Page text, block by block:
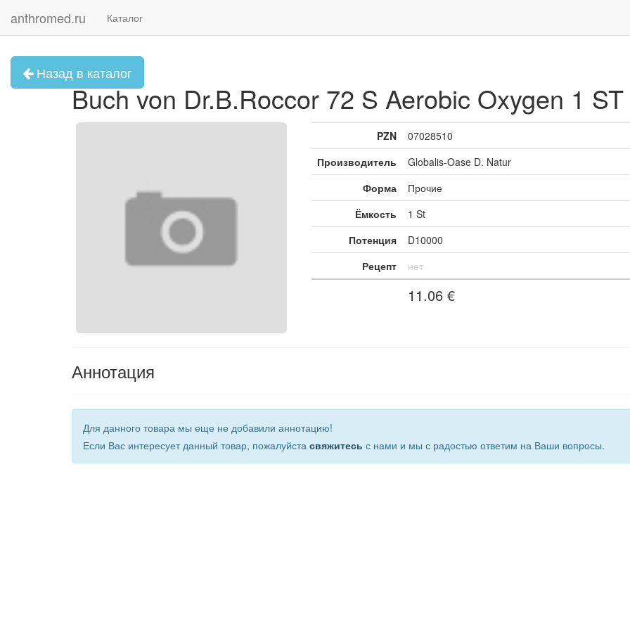
anthromed.ru Каталог
Назад в каталог
Buch von Dr.B.Roccor 72 S Aerobic Oxygen 1 ST
PZN
07028510
Производитель
Globalis-Oase D. Natur
Форма
Прочие
Ёмкость
1 St
Потенция
D10000
Рецепт
нет
11.06 €
Аннотация
Для данного товара мы еще не добавили аннотацию!
Если Вас интересует данный товар, пожалуйста свяжитесь с нами и мы с радостью ответим на Ваши вопросы.